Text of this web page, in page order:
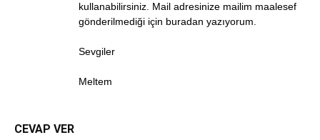
kullanabilirsiniz. Mail adresinize mailim maalesef
gönderilmediği için buradan yazıyorum.
Sevgiler
Meltem
CEVAP VER